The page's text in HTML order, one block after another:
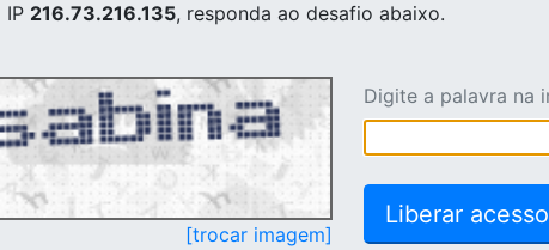
IP 216.73.216.135, responda ao desafio abaixo.
[trocar imagem]
Digite a palavra na